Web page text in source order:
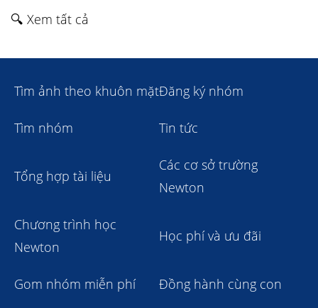
🔍 Xem tất cả
Tìm ảnh theo khuôn mặtĐăng ký nhóm
Tìm nhóm Tin tức
Tổng hợp tài liệu
Các cơ sở trường
Newton
Chương trình học
Newton
Học phí và ưu đãi
Gom nhóm miễn phí Đồng hành cùng con